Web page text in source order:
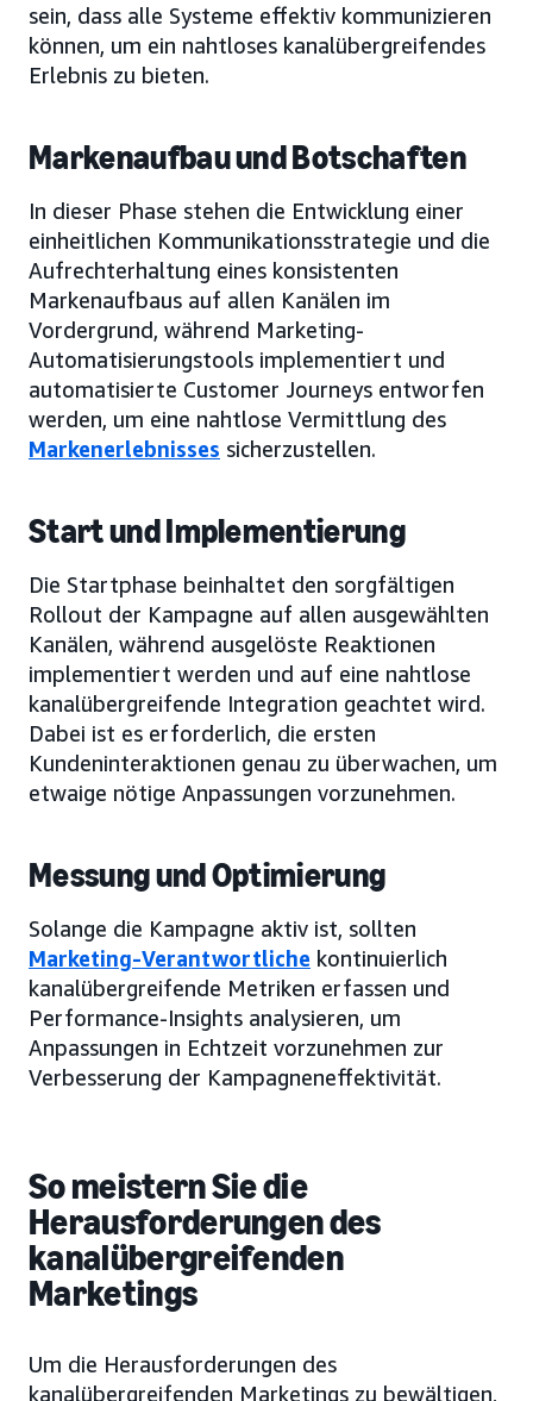
sein, dass alle Systeme effektiv kommunizieren
können, um ein nahtloses kanalübergreifendes
Erlebnis zu bieten.
Markenaufbau und Botschaften
In dieser Phase stehen die Entwicklung einer
einheitlichen Kommunikationsstrategie und die
Aufrechterhaltung eines konsistenten
Markenaufbaus auf allen Kanälen im
Vordergrund, während Marketing-
Automatisierungstools implementiert und
automatisierte Customer Journeys entworfen
werden, um eine nahtlose Vermittlung des
Markenerlebnisses sicherzustellen.
Start und Implementierung
Die Startphase beinhaltet den sorgfältigen
Rollout der Kampagne auf allen ausgewählten
Kanälen, während ausgelöste Reaktionen
implementiert werden und auf eine nahtlose
kanalübergreifende Integration geachtet wird.
Dabei ist es erforderlich, die ersten
Kundeninteraktionen genau zu überwachen, um
etwaige nötige Anpassungen vorzunehmen.
Messung und Optimierung
Solange die Kampagne aktiv ist, sollten
Marketing-Verantwortliche kontinuierlich
kanalübergreifende Metriken erfassen und
Performance-Insights analysieren, um
Anpassungen in Echtzeit vorzunehmen zur
Verbesserung der Kampagneneffektivität.
So meistern Sie die
Herausforderungen des
kanalübergreifenden
Marketings
Um die Herausforderungen des
kanalübergreifenden Marketings zu bewältigen,